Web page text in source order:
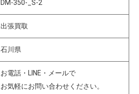
DM-350-_S-2
出張買取
石川県
お電話・LINE・メールで
お気軽にお問い合わせください。